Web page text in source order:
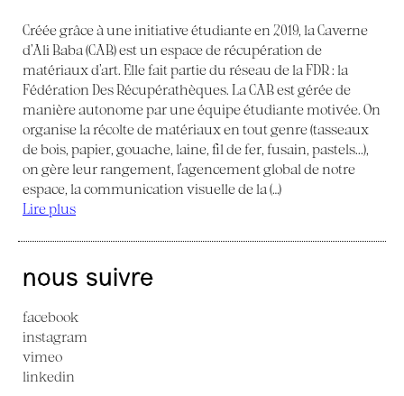
Créée grâce à une initiative étudiante en 2019, la Caverne
d’Ali Baba (CAB) est un espace de récupération de
matériaux d’art. Elle fait partie du réseau de la FDR : la
Fédération Des Récupérathèques. La CAB est gérée de
manière autonome par une équipe étudiante motivée. On
organise la récolte de matériaux en tout genre (tasseaux
de bois, papier, gouache, laine, fil de fer, fusain, pastels...),
on gère leur rangement, l’agencement global de notre
espace, la communication visuelle de la (…)
Lire plus
nous suivre
facebook
instagram
vimeo
linkedin